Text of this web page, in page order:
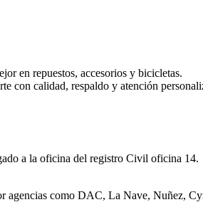
en repuestos, accesorios y bicicletas.
con calidad, respaldo y atención
a la oficina del registro Civil oficina 14.
como DAC, La Nave, Nuñez,